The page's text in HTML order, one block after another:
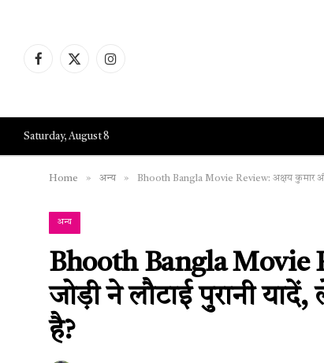
Facebook
X
Instagram
Saturday, August 8
Home » अन्य » Bhooth Bangla Movie Review: अक्षय कुमार और
अन्य
Bhooth Bangla Movie
जोड़ी ने लौटाई पुरानी
है?